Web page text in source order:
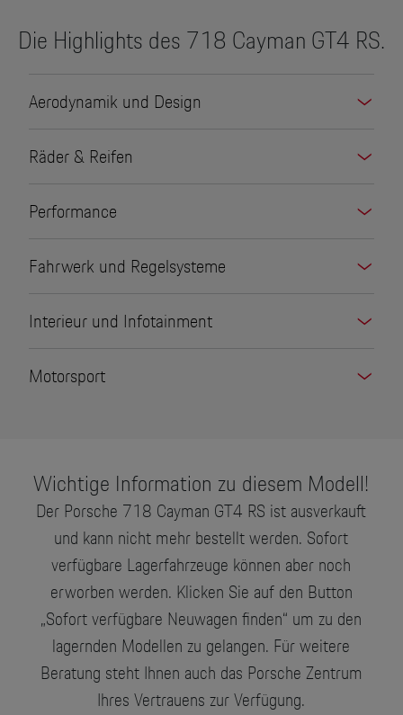
Die Highlights des 718 Cayman GT4 RS.
Aerodynamik und Design
Räder & Reifen
Performance
Fahrwerk und Regelsysteme
Interieur und Infotainment
Motorsport
Wichtige Information zu diesem Modell!
Der Porsche 718 Cayman GT4 RS ist ausverkauft
und kann nicht mehr bestellt werden. Sofort
verfügbare Lagerfahrzeuge können aber noch
erworben werden. Klicken Sie auf den Button
„Sofort verfügbare Neuwagen finden“ um zu den
lagernden Modellen zu gelangen. Für weitere
Beratung steht Ihnen auch das Porsche Zentrum
Ihres Vertrauens zur Verfügung.